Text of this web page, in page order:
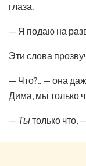
глаза.
— Я подаю на
Эти слова
— Что?.. — она
Дима, мы только
— Тытолько что,